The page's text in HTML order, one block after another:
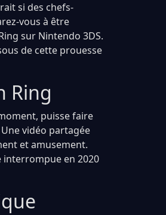
si des chefs-
vous à être
sur Nintendo 3DS.
de cette prouesse
Ring
puisse faire
vidéo partagée
et amusement.
en 2020